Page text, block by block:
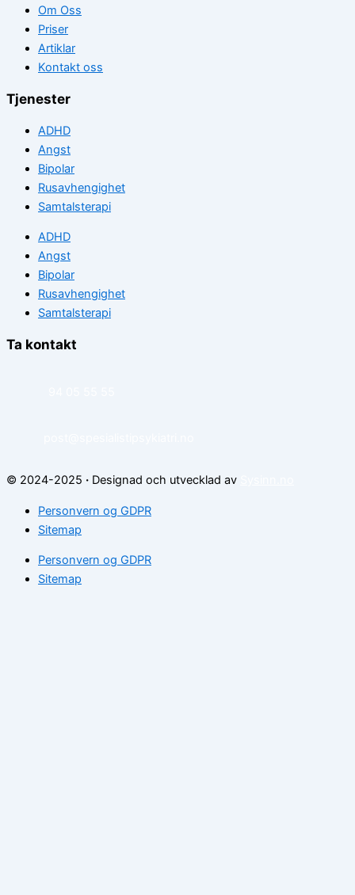
Om Oss
Priser
Artiklar
Kontakt oss
Tjenester
ADHD
Angst
Bipolar
Rusavhengighet
Samtalsterapi
ADHD
Angst
Bipolar
Rusavhengighet
Samtalsterapi
Ta kontakt
© 2024-2025 · Designad och utvecklad av
Personvern og GDPR
Sitemap
Personvern og GDPR
Sitemap